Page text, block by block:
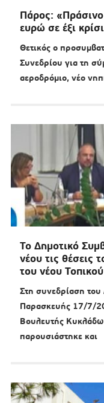
Πάρος:
ευρώ σε έξι
Θετικός ο
Συνεδρίου για τη
αεροδρόμιο, νέο
Το Δημοτικό
νέου τις θέσεις
του νέου
Στη συνεδρίαση του
Παρασκευής 17/7/
Βουλευτής
παρουσιάστηκε και